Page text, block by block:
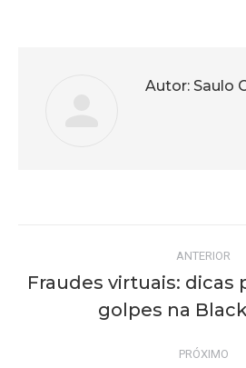
Autor: Saulo
Navegação
de
ANTERIOR
Fraudes virtuais: dicas
golpes na
PRÓXIMO